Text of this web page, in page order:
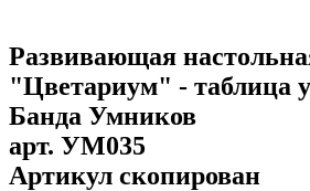
Развивающая
"Цветариум" - таблица
Банда Умников
арт. УМ035
Артикул скопирован